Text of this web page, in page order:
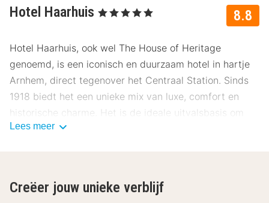
8.8
Hotel Haarhuis , 5 Sterren
Hotel Haarhuis, ook wel The House of Heritage
genoemd, is een iconisch en duurzaam hotel in hartje
Arnhem, direct tegenover het Centraal Station. Sinds
1918 biedt het een unieke mix van luxe, comfort en
historische charme. Het is de ideale uitvalsbasis om
Arnhem en de omgeving te verkennen, waarbij de rijke
Lees meer
Creëer jouw unieke verblijf